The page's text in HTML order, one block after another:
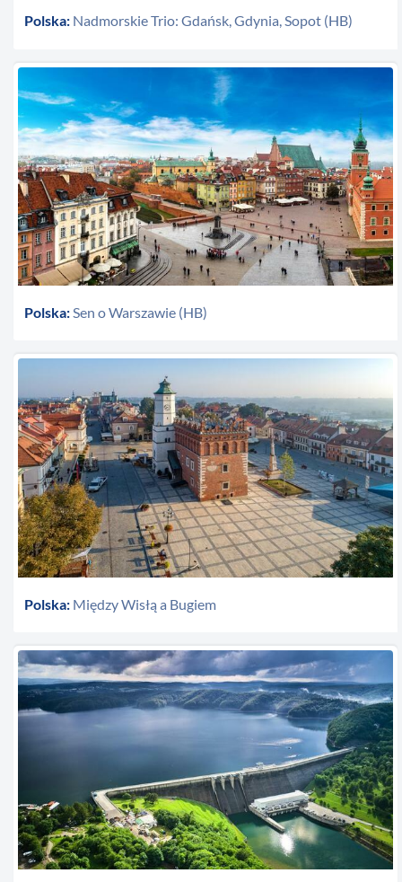
Polska: Nadmorskie Trio: Gdańsk, Gdynia, Sopot (HB)
Polska:Sen o Warszawie (HB)
Polska: Między Wisłą a Bugiem